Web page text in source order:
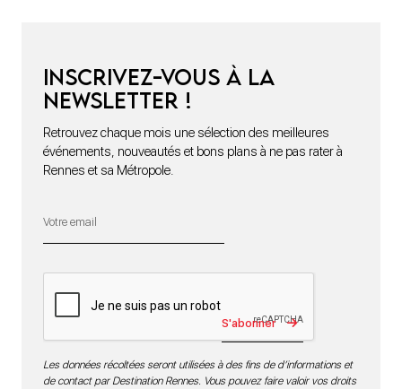
Inscrivez-vous à la
newsletter !
Retrouvez chaque mois une sélection des meilleures
événements, nouveautés et bons plans à ne pas rater à
Rennes et sa Métropole.
S'abonner
Les données récoltées seront utilisées à des fins de d’informations et
de contact par Destination Rennes. Vous pouvez faire valoir vos droits